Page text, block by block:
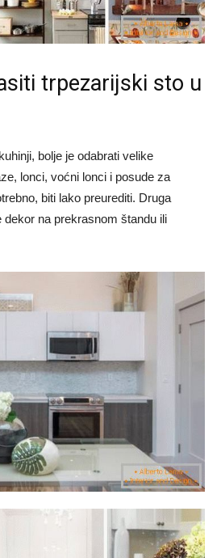
trpezarijski sto u
bolje je odabrati velike
lonci, voćni lonci i posude za
biti lako preurediti. Druga
dekor na prekrasnom štandu ili